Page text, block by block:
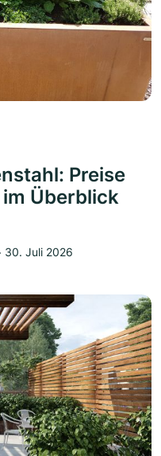
Preise
Überblick
‧ 30. Juli 2026